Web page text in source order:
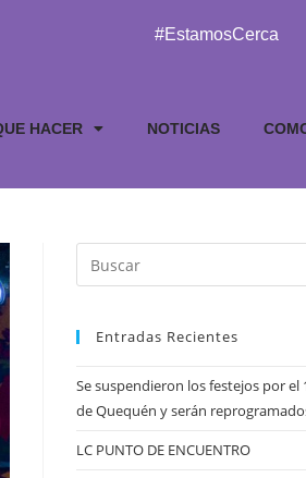
#EstamosCerca
HACER NOTICIAS
Entradas Recientes
Se suspendieron los festejos por el
de Quequén y serán
LC PUNTO DE ENCUENTRO